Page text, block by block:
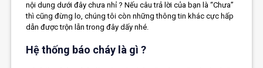
nội dung dưới đây chưa nhỉ ? Nếu câu trả lời của bạn là “Chưa”
thì cũng đừng lo, chúng tôi còn những thông tin khác cực hấp
dẫn được trộn lẫn trong đây dấy nhé.
Hệ thống báo cháy là gì ?